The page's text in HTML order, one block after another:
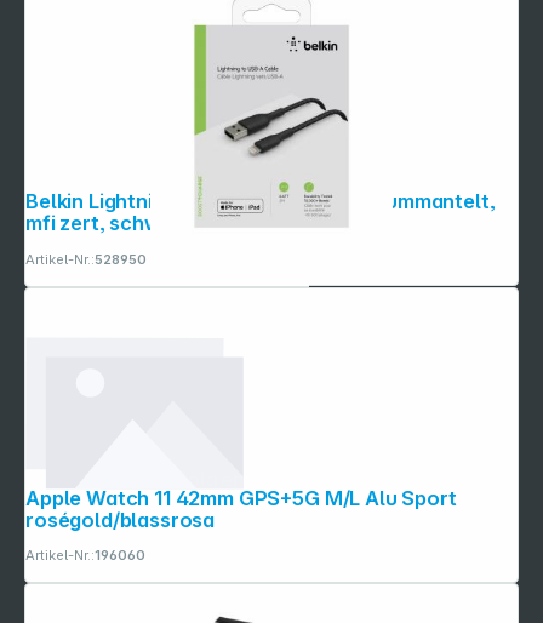
Belkin Lightning Lade/Sync Kabel 2m, ummantelt,
mfi zert, schwarz
Artikel-Nr.:528950
Apple Watch 11 42mm GPS+5G M/L Alu Sport
roségold/blassrosa
Artikel-Nr.:196060